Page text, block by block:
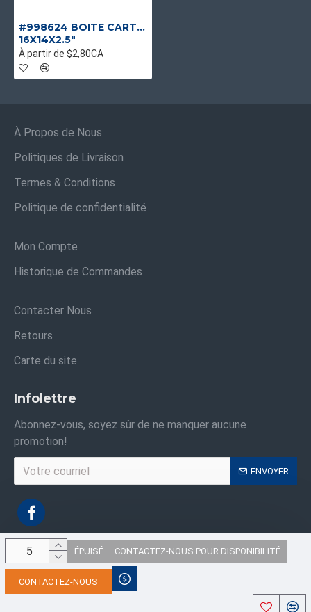
ÉPUISÉ — CONTACTEZ-NOUS POUR DISPONIBILITÉ
CONTACTEZ-NOUS
#998624 BOITE CARTON BRUNE
16X14X2.5"
À partir de $2,80CA
À Propos de Nous
Politiques de Livraison
Termes & Conditions
Politique de confidentialité
Mon Compte
Historique de Commandes
Contacter Nous
Retours
Carte du site
Infolettre
Abonnez-vous, soyez sûr de ne manquer aucune
promotion!
ENVOYER
Droits d'auteur © 2021, Sacs Industriels ,Tous les droits sont réservés